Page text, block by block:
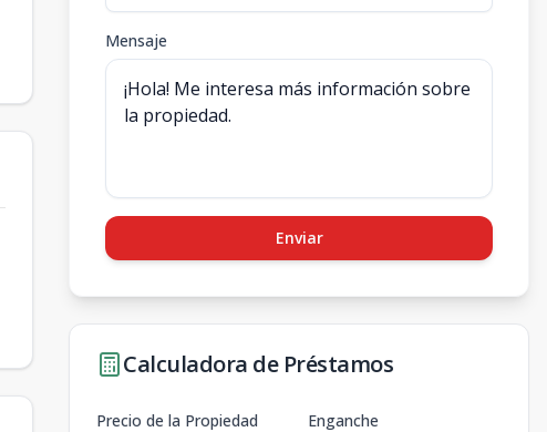
Mensaje
Enviar
Calculadora de Préstamos
Precio de la Propiedad Enganche